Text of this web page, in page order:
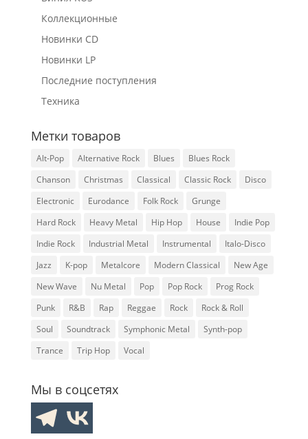
Коллекционные
Новинки CD
Новинки LP
Последние поступления
Техника
Метки товаров
Alt-Pop Alternative Rock Blues
Blues Rock
Chanson
Christmas Classical Classic Rock
Disco
Electronic
Eurodance Folk Rock
Grunge
Hard Rock
Heavy Metal Hip Hop House
Indie Pop
Indie Rock
Industrial Metal Instrumental
Italo-Disco
Jazz
K-pop Metalcore Modern Classical
New Age
New Wave
Nu Metal Pop Pop Rock
Prog Rock
Punk
R&B Rap Reggae Rock
Rock & Roll
Soul
Soundtrack Symphonic Metal
Synth-pop
Trance
Trip Hop Vocal
Мы в соцсетях